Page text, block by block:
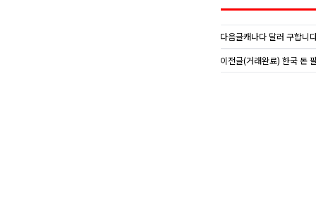
다음글캐나다 달러 구합니
이전글(거래완료) 한국 돈